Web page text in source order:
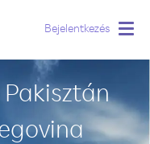
Bejelentkezés